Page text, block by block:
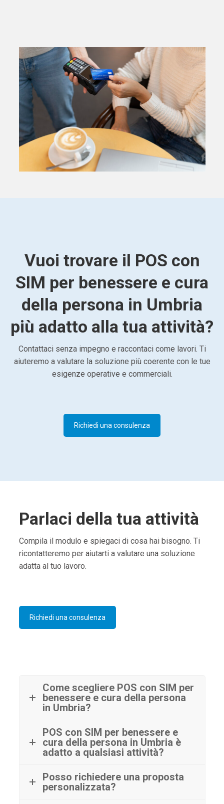
Vuoi trovare il POS con
SIM per benessere e cura
della persona in Umbria
più adatto alla tua attività?
Contattaci senza impegno e raccontaci come lavori. Ti
aiuteremo a valutare la soluzione più coerente con le tue
esigenze operative e commerciali.
Richiedi una consulenza
Parlaci della tua attività
Compila il modulo e spiegaci di cosa hai bisogno. Ti
ricontatteremo per aiutarti a valutare una soluzione
adatta al tuo lavoro.
Richiedi una consulenza
Come scegliere POS con SIM per
benessere e cura della persona
in Umbria?
POS con SIM per benessere e
cura della persona in Umbria è
adatto a qualsiasi attività?
Posso richiedere una proposta
personalizzata?